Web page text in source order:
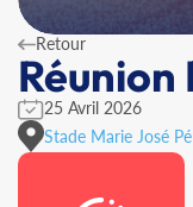
Retour
Réunion
25 Avril 2026
Stade Marie José